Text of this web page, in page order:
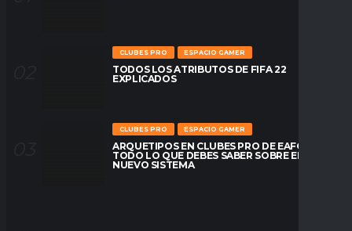
CLUBES PRO ESPACIO GAMER
TODOS LOS ATRIBUTOS DE FIFA 22
EXPLICADOS
CLUBES PRO ESPACIO GAMER
ARQUETIPOS EN CLUBES PRO DE EAFC26:
TODO LO QUE DEBES SABER SOBRE EL
NUEVO SISTEMA